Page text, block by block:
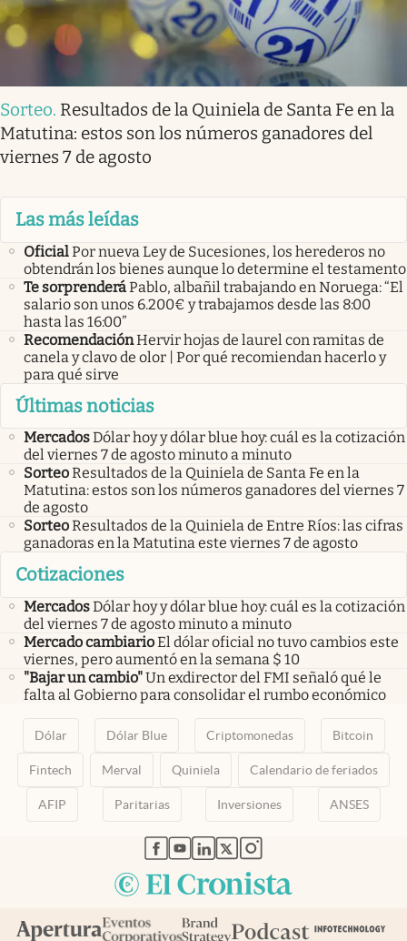
Sorteo. Resultados de la Quiniela de Santa Fe en la
Matutina: estos son los números ganadores del
viernes 7 de agosto
Las más leídas
OficialPor nueva Ley de Sucesiones, los herederos no
obtendrán los bienes aunque lo determine el testamento
Te sorprenderáPablo, albañil trabajando en Noruega: “El
salario son unos 6.200€ y trabajamos desde las 8:00
hasta las 16:00”
RecomendaciónHervir hojas de laurel con ramitas de
canela y clavo de olor | Por qué recomiendan hacerlo y
para qué sirve
Últimas noticias
MercadosDólar hoy y dólar blue hoy: cuál es la cotización
del viernes 7 de agosto minuto a minuto
SorteoResultados de la Quiniela de Santa Fe en la
Matutina: estos son los números ganadores del viernes 7
de agosto
SorteoResultados de la Quiniela de Entre Ríos: las cifras
ganadoras en la Matutina este viernes 7 de agosto
Cotizaciones
MercadosDólar hoy y dólar blue hoy: cuál es la cotización
del viernes 7 de agosto minuto a minuto
Mercado cambiarioEl dólar oficial no tuvo cambios este
viernes, pero aumentó en la semana $ 10
"Bajar un cambio"Un exdirector del FMI señaló qué le
falta al Gobierno para consolidar el rumbo económico
Dólar Dólar Blue Criptomonedas Bitcoin
Fintech Merval Quiniela Calendario de feriados
AFIP Paritarias Inversiones ANSES
abre en nueva pestaña
abre en nueva pestaña
abre en nueva pestaña
abre en nueva pestaña
abre en nueva pestaña